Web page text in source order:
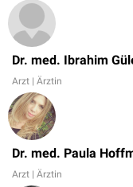
Dr. med. Ibrahim
Arzt | Ärztin
Dr. med. Paula
Arzt | Ärztin